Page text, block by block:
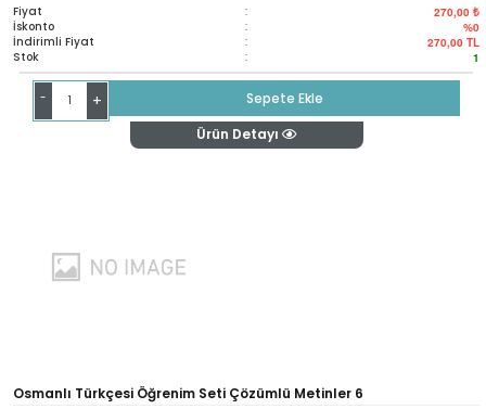
Fiyat : 270,00 ₺
İskonto : %0
İndirimli Fiyat : 270,00 TL
Stok : 1
- +
Sepete Ekle
Ürün Detayı
Osmanlı Türkçesi Öğrenim Seti Çözümlü Metinler 6